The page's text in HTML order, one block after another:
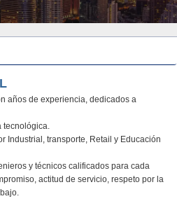
años de experiencia, dedicados a
Industrial, transporte, Retail y Educación
y técnicos calificados para cada
actitud de servicio, respeto por la